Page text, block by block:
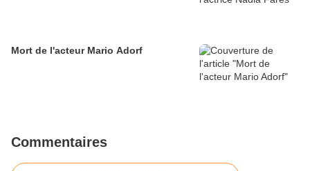
Mort de l'acteur Mario Adorf
Commentaires